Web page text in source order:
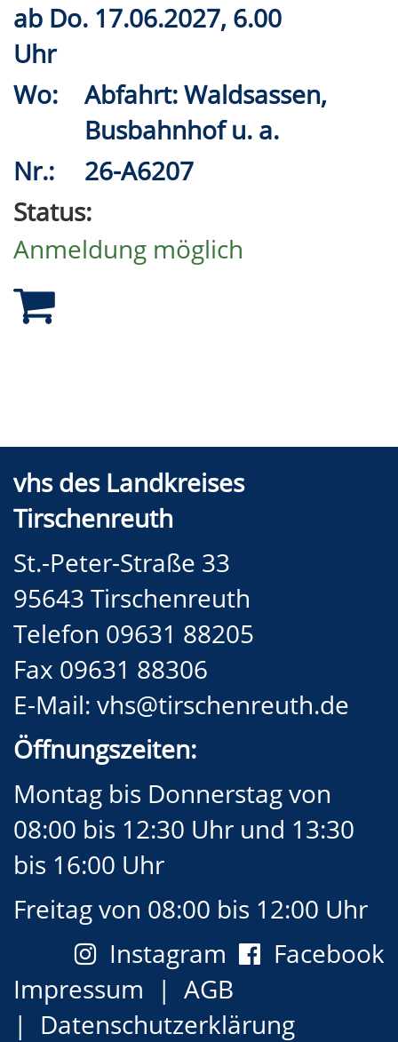
ab Do. 17.06.2027, 6.00
Uhr
Wo:
Abfahrt: Waldsassen,
Busbahnhof u. a.
Nr.:
26-A6207
Status:
Anmeldung möglich
vhs des Landkreises
Tirschenreuth
St.-Peter-Straße 33
95643 Tirschenreuth
Telefon 09631 88205
Fax 09631 88306
E-Mail: vhs@tirschenreuth.de
Öffnungszeiten:
Montag bis Donnerstag von
08:00 bis 12:30 Uhr und 13:30
bis 16:00 Uhr
Freitag von 08:00 bis 12:00 Uhr
Facebook
Instagram
Impressum
AGB
Datenschutzerklärung